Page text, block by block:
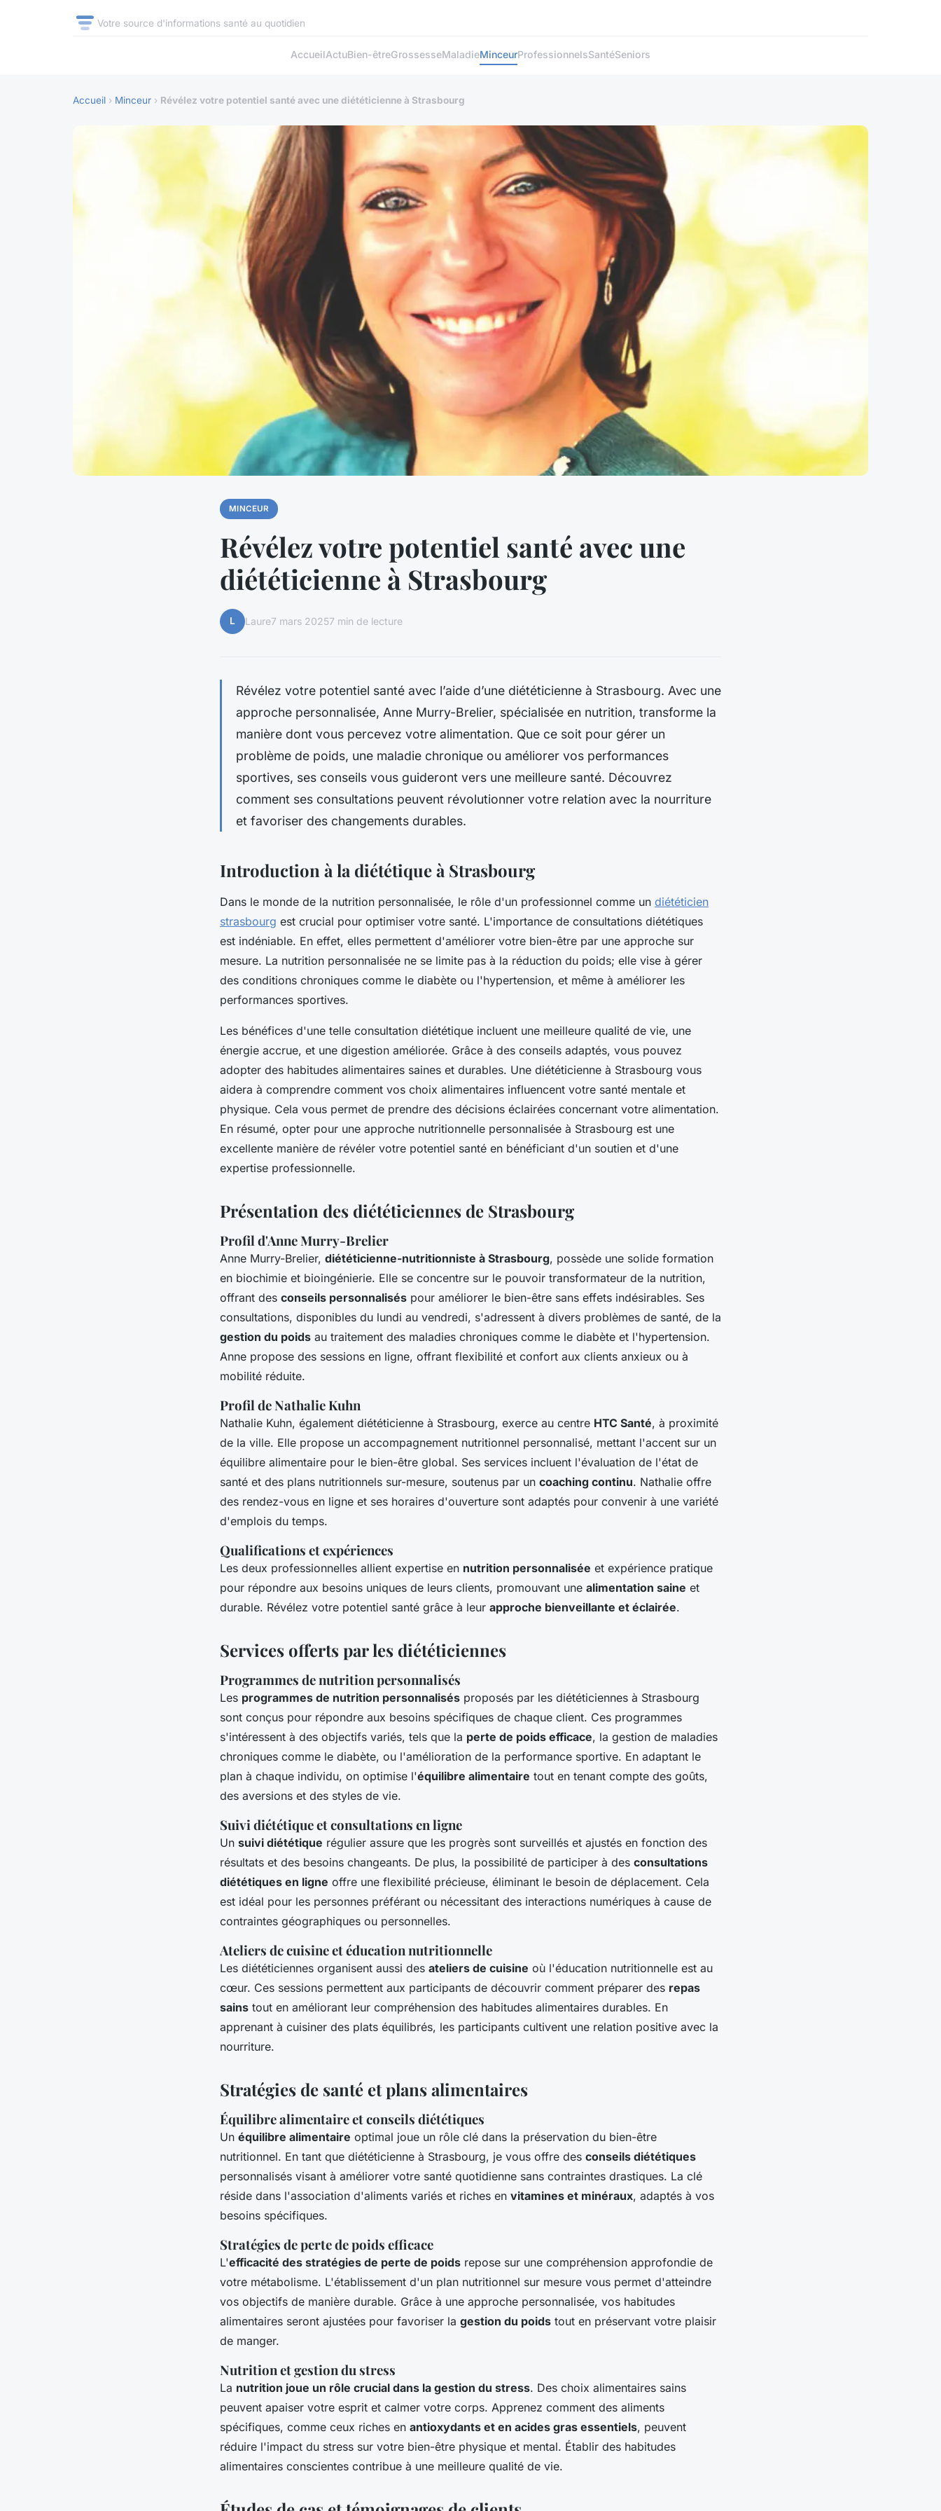
Votre source d'informations santé au quotidien
AccueilActuBien-êtreGrossesseMaladieMinceurProfessionnelsSantéSeniors
Accueil › Minceur › Révélez votre potentiel santé avec une diététicienne à Strasbourg
MINCEUR
Révélez votre potentiel santé avec une
diététicienne à Strasbourg
L Laure7 mars 20257 min de lecture
Révélez votre potentiel santé avec l’aide d’une diététicienne à Strasbourg. Avec une
approche personnalisée, Anne Murry-Brelier, spécialisée en nutrition, transforme la
manière dont vous percevez votre alimentation. Que ce soit pour gérer un
problème de poids, une maladie chronique ou améliorer vos performances
sportives, ses conseils vous guideront vers une meilleure santé. Découvrez
comment ses consultations peuvent révolutionner votre relation avec la nourriture
et favoriser des changements durables.
Introduction à la diététique à Strasbourg
Dans le monde de la nutrition personnalisée, le rôle d'un professionnel comme un diététicien
strasbourg est crucial pour optimiser votre santé. L'importance de consultations diététiques
est indéniable. En effet, elles permettent d'améliorer votre bien-être par une approche sur
mesure. La nutrition personnalisée ne se limite pas à la réduction du poids; elle vise à gérer
des conditions chroniques comme le diabète ou l'hypertension, et même à améliorer les
performances sportives.
Les bénéfices d'une telle consultation diététique incluent une meilleure qualité de vie, une
énergie accrue, et une digestion améliorée. Grâce à des conseils adaptés, vous pouvez
adopter des habitudes alimentaires saines et durables. Une diététicienne à Strasbourg vous
aidera à comprendre comment vos choix alimentaires influencent votre santé mentale et
physique. Cela vous permet de prendre des décisions éclairées concernant votre alimentation.
En résumé, opter pour une approche nutritionnelle personnalisée à Strasbourg est une
excellente manière de révéler votre potentiel santé en bénéficiant d'un soutien et d'une
expertise professionnelle.
Présentation des diététiciennes de Strasbourg
Profil d'Anne Murry-Brelier
Anne Murry-Brelier, diététicienne-nutritionniste à Strasbourg, possède une solide formation
en biochimie et bioingénierie. Elle se concentre sur le pouvoir transformateur de la nutrition,
offrant des conseils personnalisés pour améliorer le bien-être sans effets indésirables. Ses
consultations, disponibles du lundi au vendredi, s'adressent à divers problèmes de santé, de la
gestion du poids au traitement des maladies chroniques comme le diabète et l'hypertension.
Anne propose des sessions en ligne, offrant flexibilité et confort aux clients anxieux ou à
mobilité réduite.
Profil de Nathalie Kuhn
Nathalie Kuhn, également diététicienne à Strasbourg, exerce au centre HTC Santé, à proximité
de la ville. Elle propose un accompagnement nutritionnel personnalisé, mettant l'accent sur un
équilibre alimentaire pour le bien-être global. Ses services incluent l'évaluation de l'état de
santé et des plans nutritionnels sur-mesure, soutenus par un coaching continu. Nathalie offre
des rendez-vous en ligne et ses horaires d'ouverture sont adaptés pour convenir à une variété
d'emplois du temps.
Qualifications et expériences
Les deux professionnelles allient expertise en nutrition personnalisée et expérience pratique
pour répondre aux besoins uniques de leurs clients, promouvant une alimentation saine et
durable. Révélez votre potentiel santé grâce à leur approche bienveillante et éclairée.
Services offerts par les diététiciennes
Programmes de nutrition personnalisés
Les programmes de nutrition personnalisés proposés par les diététiciennes à Strasbourg
sont conçus pour répondre aux besoins spécifiques de chaque client. Ces programmes
s'intéressent à des objectifs variés, tels que la perte de poids efficace, la gestion de maladies
chroniques comme le diabète, ou l'amélioration de la performance sportive. En adaptant le
plan à chaque individu, on optimise l'équilibre alimentaire tout en tenant compte des goûts,
des aversions et des styles de vie.
Suivi diététique et consultations en ligne
Un suivi diététique régulier assure que les progrès sont surveillés et ajustés en fonction des
résultats et des besoins changeants. De plus, la possibilité de participer à des consultations
diététiques en ligne offre une flexibilité précieuse, éliminant le besoin de déplacement. Cela
est idéal pour les personnes préférant ou nécessitant des interactions numériques à cause de
contraintes géographiques ou personnelles.
Ateliers de cuisine et éducation nutritionnelle
Les diététiciennes organisent aussi des ateliers de cuisine où l'éducation nutritionnelle est au
cœur. Ces sessions permettent aux participants de découvrir comment préparer des repas
sains tout en améliorant leur compréhension des habitudes alimentaires durables. En
apprenant à cuisiner des plats équilibrés, les participants cultivent une relation positive avec la
nourriture.
Stratégies de santé et plans alimentaires
Équilibre alimentaire et conseils diététiques
Un équilibre alimentaire optimal joue un rôle clé dans la préservation du bien-être
nutritionnel. En tant que diététicienne à Strasbourg, je vous offre des conseils diététiques
personnalisés visant à améliorer votre santé quotidienne sans contraintes drastiques. La clé
réside dans l'association d'aliments variés et riches en vitamines et minéraux, adaptés à vos
besoins spécifiques.
Stratégies de perte de poids efficace
L'efficacité des stratégies de perte de poids repose sur une compréhension approfondie de
votre métabolisme. L'établissement d'un plan nutritionnel sur mesure vous permet d'atteindre
vos objectifs de manière durable. Grâce à une approche personnalisée, vos habitudes
alimentaires seront ajustées pour favoriser la gestion du poids tout en préservant votre plaisir
de manger.
Nutrition et gestion du stress
La nutrition joue un rôle crucial dans la gestion du stress. Des choix alimentaires sains
peuvent apaiser votre esprit et calmer votre corps. Apprenez comment des aliments
spécifiques, comme ceux riches en antioxydants et en acides gras essentiels, peuvent
réduire l'impact du stress sur votre bien-être physique et mental. Établir des habitudes
alimentaires conscientes contribue à une meilleure qualité de vie.